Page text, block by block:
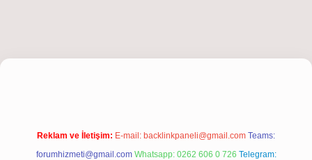
Reklam ve İletişim: E-mail: backlinkpaneli@gmail.com Teams:
forumhizmeti@gmail.com Whatsapp: 0262 606 0 726 Telegram: